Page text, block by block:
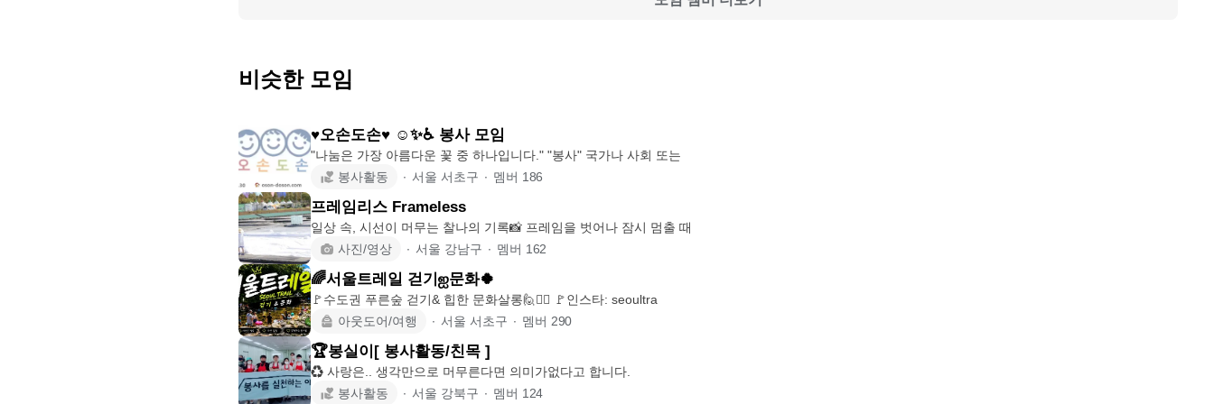
비슷한 모임
♥오손도손♥ ☺✨♿ 봉사 모임
"나눔은 가장 아름다운 꽃 중 하나입니다." "봉사" 국가나 사회 또는
봉사활동
∙ 서울 서초구 ∙ 멤버 186
프레임리스 Frameless
일상 속, 시선이 머무는 찰나의 기록📸 프레임을 벗어나 잠시 멈출 때
사진/영상
∙ 서울 강남구 ∙ 멤버 162
🌈서울트레일 걷기ஐ문화🍀
🚩수도권 푸른숲 걷기& 힙한 문화살롱🙋🙋‍♀️ 🚩인스타: seoultra
아웃도어/여행
∙ 서울 서초구 ∙ 멤버 290
🏆봉실이[ 봉사활동/친목 ]
♻️ 사랑은.. 생각만으로 머무른다면 의미가없다고 합니다.
봉사활동
∙ 서울 강북구 ∙ 멤버 124